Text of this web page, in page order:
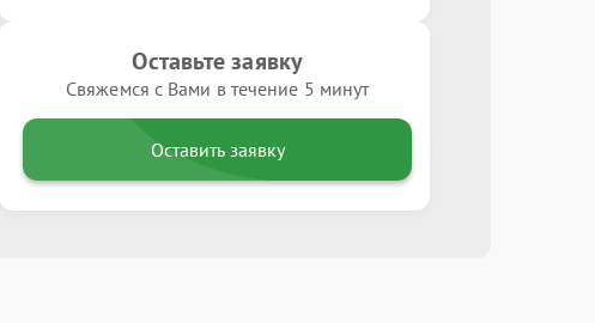
Оставьте заявку
Свяжемся с Вами в течение 5 минут
Оставить заявку